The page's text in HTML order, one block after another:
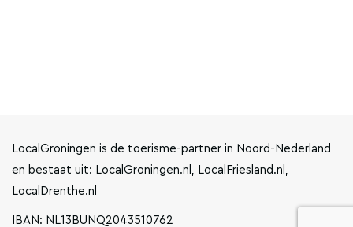
LocalGroningen is de toerisme-partner in Noord-Nederland
en bestaat uit: LocalGroningen.nl, LocalFriesland.nl,
LocalDrenthe.nl
IBAN: NL13BUNQ2043510762